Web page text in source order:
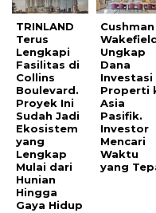
TRINLAND
Terus
Lengkapi
Fasilitas di
Collins
Boulevard.
Proyek Ini
Sudah Jadi
Ekosistem
yang
Lengkap
Mulai dari
Hunian
Hingga
Gaya Hidup
Cushman
Ungkap
Dana
Investasi
Properti
Asia
Pasifik.
Investor
Mencari
Waktu
yang